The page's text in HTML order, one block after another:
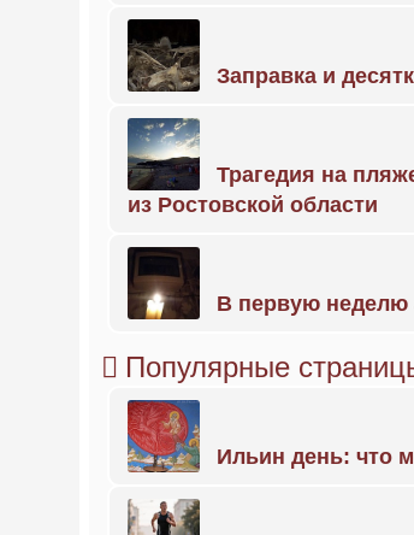
Заправка и
Трагедия на
из Ростовской области
В первую неделю
Популярные
Ильин день: что